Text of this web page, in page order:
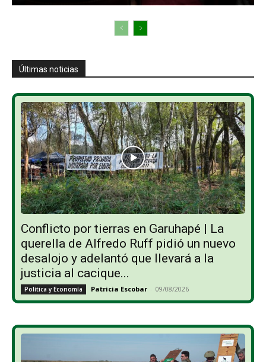
Últimas noticias
Conflicto por tierras en Garuhapé | La
querella de Alfredo Ruff pidió un nuevo
desalojo y adelantó que llevará a la
justicia al cacique...
Política y Economía Patricia Escobar - 09/08/2026